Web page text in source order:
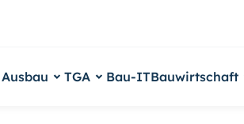
Ausbau TGA Bau-ITBauwirtschaft